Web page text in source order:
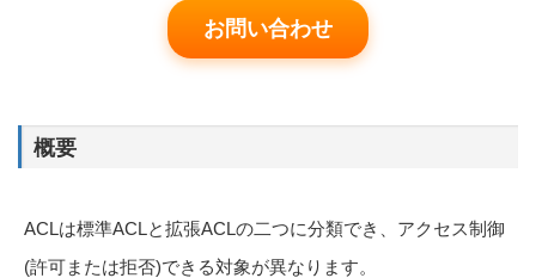
お問い合わせ
概要
ACLは標準ACLと拡張ACLの二つに分類でき、アクセス制御
(許可または拒否)できる対象が異なります。